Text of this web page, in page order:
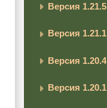
Версия 1.21.5
Версия 1.21.1
Версия 1.20.4
Версия 1.20.1